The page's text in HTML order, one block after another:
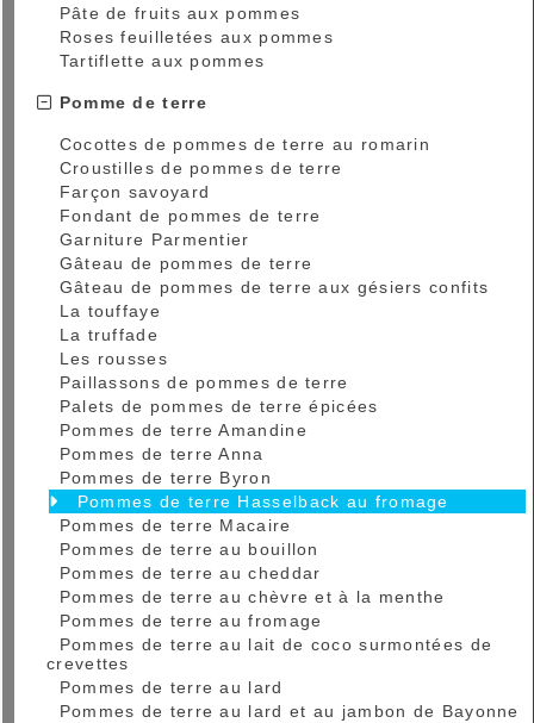
Pâte de fruits aux pommes
Roses feuilletées aux pommes
Tartiflette aux pommes
Pomme de terre
Cocottes de pommes de terre au romarin
Croustilles de pommes de terre
Farçon savoyard
Fondant de pommes de terre
Garniture Parmentier
Gâteau de pommes de terre
Gâteau de pommes de terre aux gésiers confits
La touffaye
La truffade
Les rousses
Paillassons de pommes de terre
Palets de pommes de terre épicées
Pommes de terre Amandine
Pommes de terre Anna
Pommes de terre Byron
Pommes de terre Hasselback au fromage
Pommes de terre Macaire
Pommes de terre au bouillon
Pommes de terre au cheddar
Pommes de terre au chèvre et à la menthe
Pommes de terre au fromage
Pommes de terre au lait de coco surmontées de
crevettes
Pommes de terre au lard
Pommes de terre au lard et au jambon de Bayonne